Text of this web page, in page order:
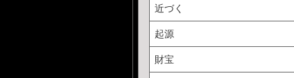
近づく
起源
財宝